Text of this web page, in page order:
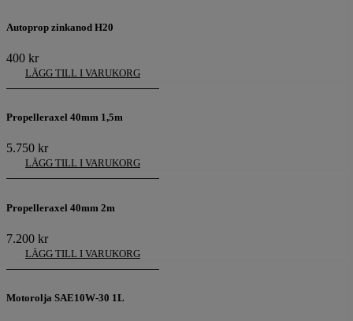
Autoprop zinkanod H20
400 kr
LÄGG TILL I VARUKORG
Propelleraxel 40mm 1,5m
5.750 kr
LÄGG TILL I VARUKORG
Propelleraxel 40mm 2m
7.200 kr
LÄGG TILL I VARUKORG
Motorolja SAE10W-30 1L